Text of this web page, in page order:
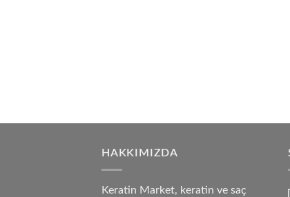
HAKKIMIZDA
Keratin Market, keratin ve saç